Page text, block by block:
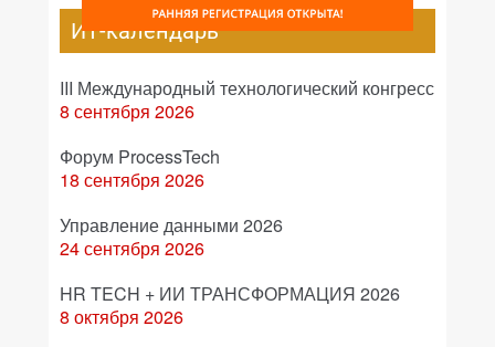
ИТ-календарь
III Международный технологический конгресс
8 сентября 2026
Форум ProcessTech
18 сентября 2026
Управление данными 2026
24 сентября 2026
HR TECH + ИИ ТРАНСФОРМАЦИЯ 2026
8 октября 2026